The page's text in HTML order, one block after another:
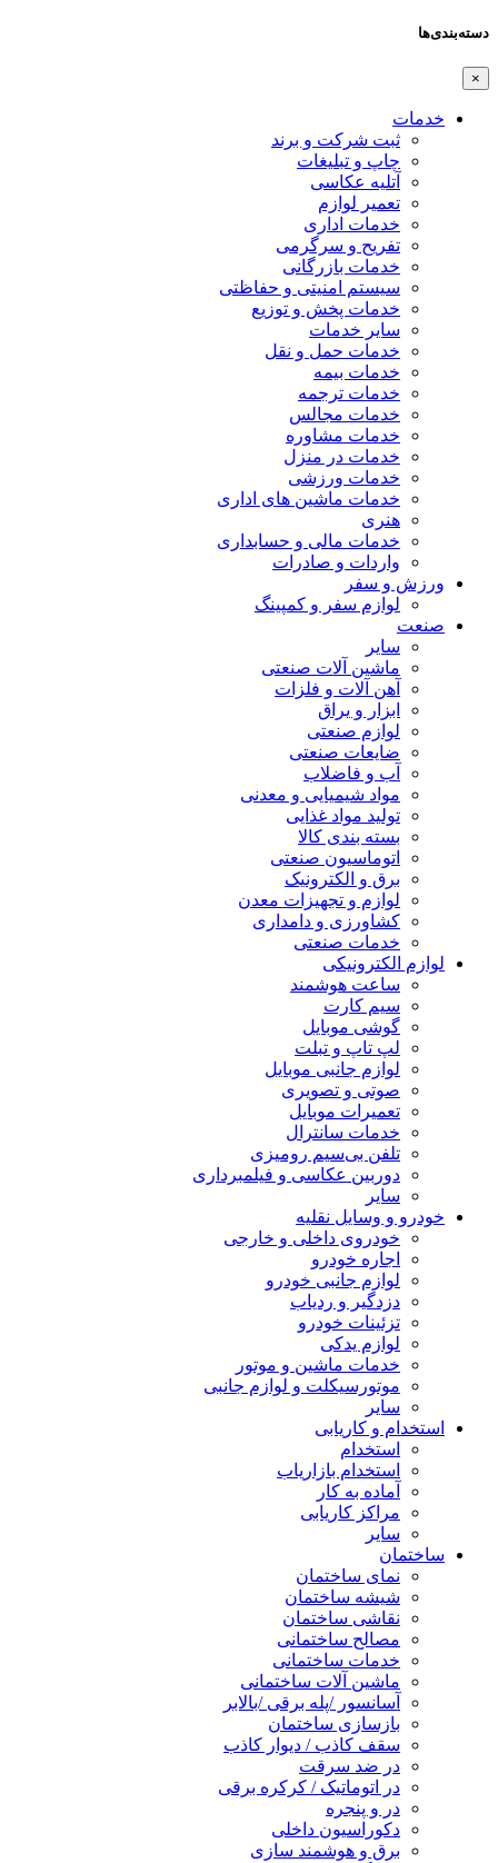
دسته‌بندی‌ها
×
خدمات
ثبت شرکت و برند
چاپ و تبلیغات
آتلیه عکاسی
تعمیر لوازم
خدمات اداری
تفریح و سرگرمی
خدمات بازرگانی
سیستم امنیتی و حفاظتی
خدمات پخش و توزیع
سایر خدمات
خدمات حمل و نقل
خدمات بیمه
خدمات ترجمه
خدمات مجالس
خدمات مشاوره
خدمات در منزل
خدمات ورزشی
خدمات ماشین های اداری
هنری
خدمات مالی و حسابداری
واردات و صادرات
ورزش و سفر
لوازم سفر و کمپینگ
صنعت
سایر
ماشین آلات صنعتی
آهن آلات و فلزات
ابزار و یراق
لوازم صنعتی
ضایعات صنعتی
آب و فاضلاب
مواد شیمیایی و معدنی
تولید مواد غذایی
بسته بندی کالا
اتوماسیون صنعتی
برق و الکترونیک
لوازم و تجهیزات معدن
کشاورزی و دامداری
خدمات صنعتی
لوازم الکترونیکی
ساعت هوشمند
سیم کارت
گوشی موبایل
لپ تاپ و تبلت
لوازم جانبی موبایل
صوتی و تصویری
تعمیرات موبایل
خدمات سانترال
تلفن بی‌سیم رومیزی
دوربین عکاسی و فیلمبرداری
سایر
خودرو و وسایل نقلیه
خودروی داخلی و خارجی
اجاره خودرو
لوازم جانبی خودرو
دزدگیر و ردیاب
تزئینات خودرو
لوازم یدکی
خدمات ماشین و موتور
موتورسیکلت و لوازم جانبی
سایر
استخدام و کاریابی
استخدام
استخدام بازاریاب
آماده به کار
مراکز کاریابی
سایر
ساختمان
نمای ساختمان
شیشه ساختمان
نقاشی ساختمان
مصالح ساختمانی
خدمات ساختمانی
ماشین آلات ساختمانی
آسانسور /پله برقی /بالابر
بازسازی ساختمان
سقف کاذب / دیوار کاذب
در ضد سرقت
در اتوماتیک / کرکره برقی
در و پنجره
دکوراسیون داخلی
برق و هوشمند سازی